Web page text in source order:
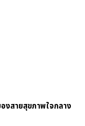
งสายสุขภาพใจกลาง